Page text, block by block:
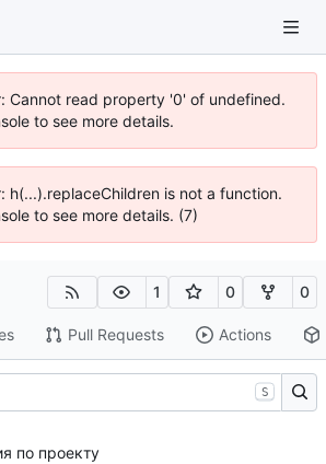
Cannot read property '0' of undefined.
to see more details.
h(...).replaceChildren is not a function.
to see more details. (7)
1 0 0
Pull Requests Actions
S
по проекту